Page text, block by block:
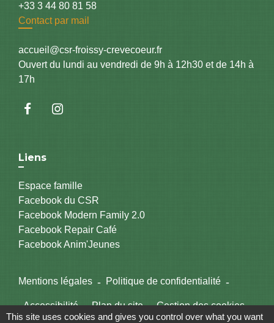
+33 3 44 80 81 58
Contact par mail
accueil@csr-froissy-crevecoeur.fr
Ouvert du lundi au vendredi de 9h à 12h30 et de 14h à
17h
Liens
Espace famille
Facebook du CSR
Facebook Modern Family 2.0
Facebook Repair Café
Facebook Anim'Jeunes
Mentions légales - Politique de confidentialité -
Accessibilité - Plan du site - Gestion des cookies
This site uses cookies and gives you control over what you want